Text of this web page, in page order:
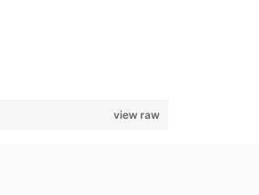
view raw